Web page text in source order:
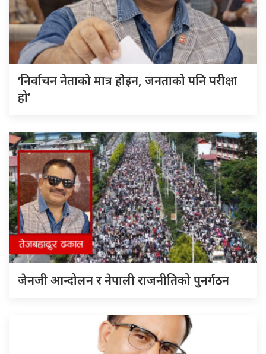
‘निर्वाचन नेताको मात्र होइन, जनताको पनि परीक्षा
हो’
जेनजी आन्दोलन र नेपाली राजनीतिको पुनर्गठन